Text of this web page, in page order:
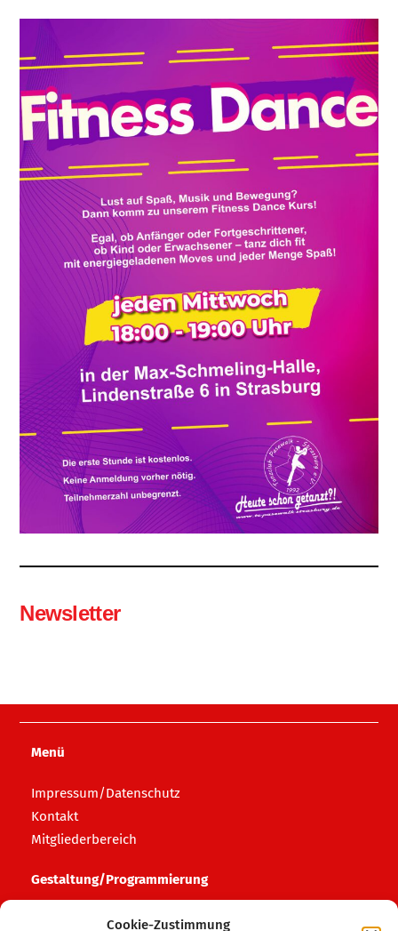
Cookie-Zustimmung
Newsletter
Menü
Impressum/Datenschutz
Kontakt
Mitgliederbereich
Gestaltung/Programmierung